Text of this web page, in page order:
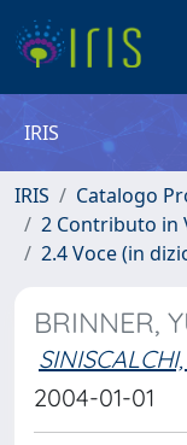
IRIS
IRIS
Catalogo
2 Contributo in
2.4 Voce (in
BRINNER,
2004-01-01